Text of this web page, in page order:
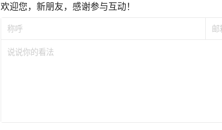
欢迎您，新朋友，感谢参与互动！